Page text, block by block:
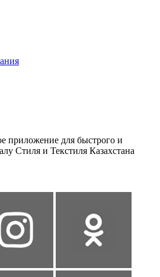
приложение для быстрого и
Стиля и Текстиля Казахстана